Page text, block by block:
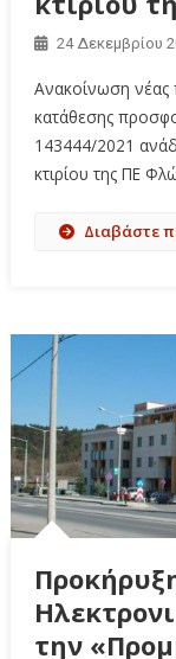
24 Δεκεμβρίου
Ανακοίνωση νέας
κατάθεσης
143444/2021
κτιρίου της ΠΕ
Διαβάστε
την